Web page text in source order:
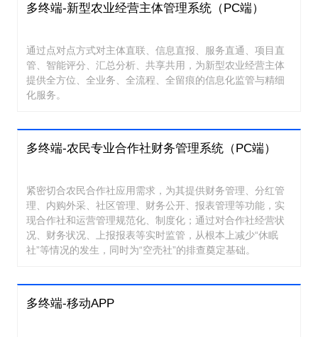
多终端-新型农业经营主体管理系统（PC端）
通过点对点方式对主体直联、信息直报、服务直通、项目直
管、智能评分、汇总分析、共享共用，为新型农业经营主体
提供全方位、全业务、全流程、全留痕的信息化监管与精细
化服务。
多终端-农民专业合作社财务管理系统（PC端）
紧密切合农民合作社应用需求，为其提供财务管理、分红管
理、内购外采、社区管理、财务公开、报表管理等功能，实
现合作社和运营管理规范化、制度化；通过对合作社经营状
况、财务状况、上报报表等实时监管，从根本上减少“休眠
社”等情况的发生，同时为“空壳社”的排查奠定基础。
多终端-移动APP